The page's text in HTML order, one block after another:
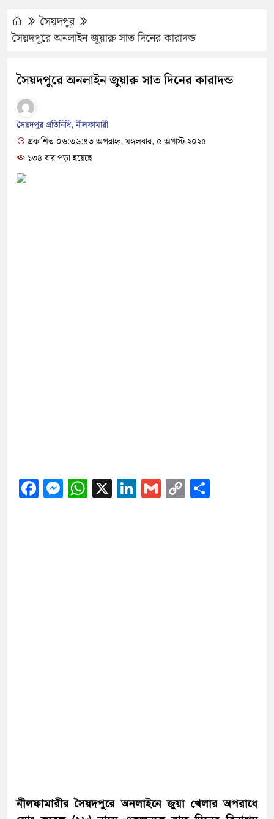
সৈয়দপুর
সৈয়দপুরে অনলাইন জুয়ারু সাত দিনের কারাদন্ড
সৈয়দপুরে অনলাইন জুয়ারু সাত দিনের কারাদন্ড
সৈয়দপুর প্রতিনিধি, নীলফামারী
প্রকাশিত ০৬:৩৬:৪৩ অপরাহ্ন, মঙ্গলবার, ৫ অগাস্ট ২০২৫
১৩৪ বার পড়া হয়েছে
Facebook
Messenger
WhatsApp
X LinkedIn
Gmail
Copy
নীলফামারীর সৈয়দপুরে অনলাইনে জুয়া খেলার অপরাধে